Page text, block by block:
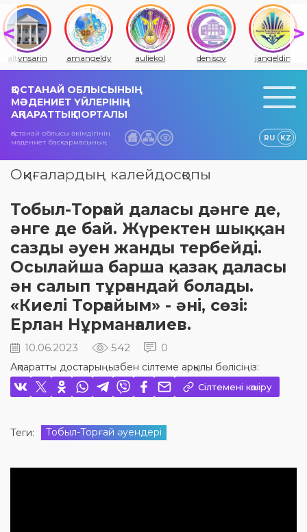
altynsarin amangeldy auliekol denisov jangeldin
ҚОСТАНАЙ ОБЛЫСЫНЫҢ
МӘДЕНИЕТ ҮЙЛЕРІНІҢ
АҚПАРАТТЫҚ ПОРТАЛЫ
Қостанай облысы әкімдігінің
мәдениет басқармасының
RU KZ
Оқиғалардың калейдосқопы
Тобыл-Торғай даласы дәнге де,
әнге де бай. Жүректен шыққан
сазды әуен жанды тербейді.
Осылайша барша қазақ даласы
ән салып тұрғандай болады.
«Киелі Торғайым» - әні, сөзі:
Ерлан Нұрманғалиев.
10.06.2023 542 0
Ақпаратты достарыңызбен сілтеме арқылы бөлісіңіз:
Сілтемені көшіру
Теги: Тобыл-Торғай әуендері